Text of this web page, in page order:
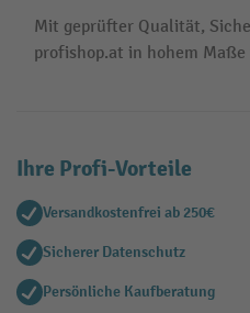
Mit geprüfter Qualität,
profishop.at in hohem
Ihre Profi-Vorteile
Versandkostenfrei ab 250€
Sicherer Datenschutz
Persönliche Kaufberatung